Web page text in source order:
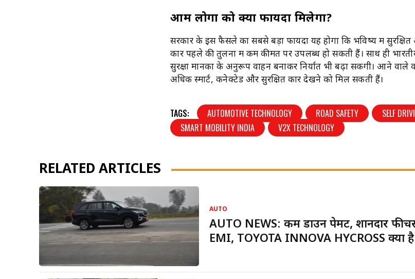
आम लोगों को क्या फायदा मिलेगा?
सरकार के इस फैसले का सबसे बड़ा फायदा यह होगा कि भविष्य में सुरक्षित
कारें पहले की तुलना में कम कीमत पर उपलब्ध हो सकती हैं। साथ ही भारतीय
सुरक्षा मानकों के अनुरूप वाहन बनाकर निर्यात भी बढ़ा सकेंगी। आने वाले
अधिक स्मार्ट, कनेक्टेड और सुरक्षित कारें देखने को मिल सकती हैं।
TAGS: AUTOMOTIVE TECHNOLOGY ROAD SAFETY
SELF
SMART MOBILITY INDIA
V2X TECHNOLOGY
RELATED ARTICLES
AUTO
AUTO NEWS: कम डाउन पेमेंट, शानदार
EMI, TOYOTA INNOVA HYCROSS क्यों